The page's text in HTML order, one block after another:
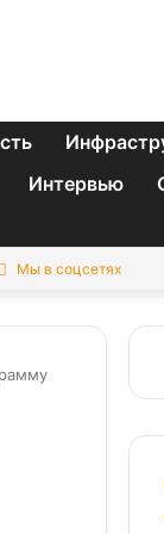
Интервью
Мы в соцсетях